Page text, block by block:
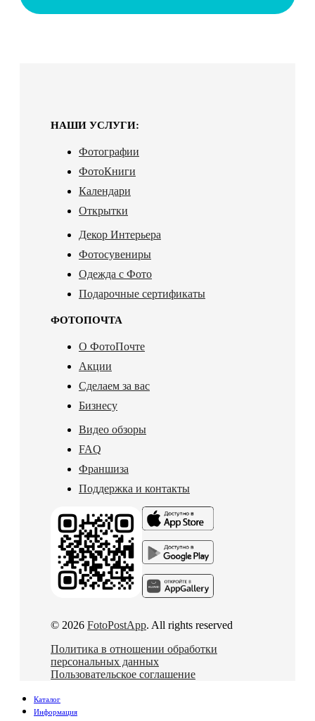
НАШИ УСЛУГИ:
Фотографии
ФотоКниги
Календари
Открытки
Декор Интерьера
Фотосувениры
Одежда с Фото
Подарочные сертификаты
ФОТОПОЧТА
О ФотоПочте
Акции
Сделаем за вас
Бизнесу
Видео обзоры
FAQ
Франшиза
Поддержка и контакты
© 2026 FotoPostApp. All rights reserved
Политика в отношении обработки
персональных данных
Пользовательское соглашение
Каталог
Информация